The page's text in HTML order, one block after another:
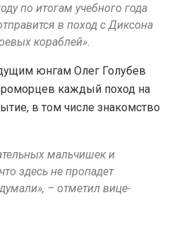
по итогам учебного года
в поход с Диксона
кораблей».
юнгам Олег Голубев
каждый поход на
в том числе знакомство
мальчишек и
здесь не пропадет
– отметил вице-